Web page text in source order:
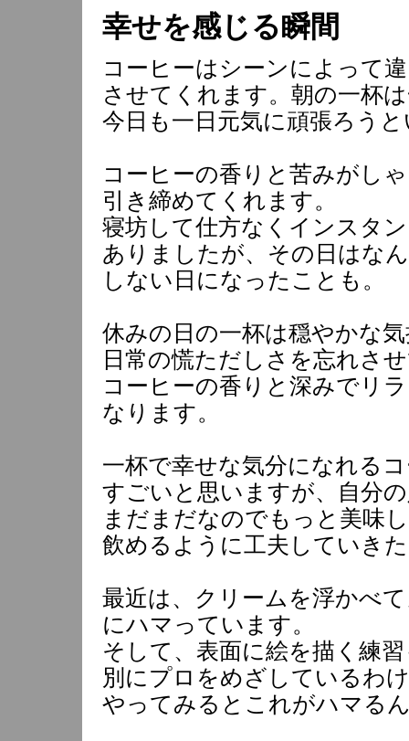
幸せを感じる瞬間
コーヒーはシーンによって
させてくれます。朝の一杯
今日も一日元気に頑張ろう
コーヒーの香りと苦みがし
引き締めてくれます。
寝坊して仕方なくインスタ
ありましたが、その日はな
しない日になったことも。
休みの日の一杯は穏やかな
日常の慌ただしさを忘れさ
コーヒーの香りと深みでリ
なります。
一杯で幸せな気分になれる
すごいと思いますが、自分
まだまだなのでもっと美味
飲めるように工夫していき
最近は、クリームを浮かべ
にハマっています。
そして、表面に絵を描く練
別にプロをめざしているわ
やってみるとこれがハマる